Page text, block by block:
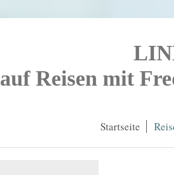
auf Reisen mit
Startseite